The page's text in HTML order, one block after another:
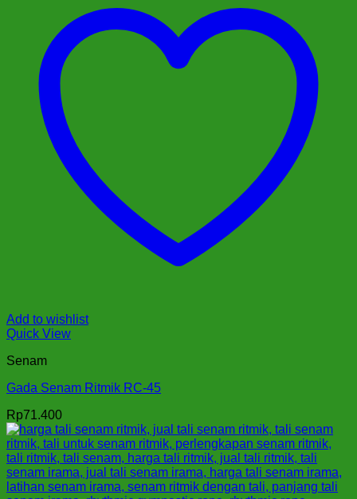
Add to wishlist
Quick View
Senam
Gada Senam Ritmik RC-45
Rp71.400